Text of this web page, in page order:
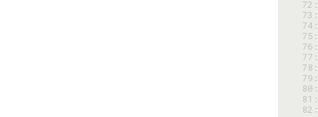
72:
73:
74:
75:
76:
77:
78:
79:
80:
81:
82: